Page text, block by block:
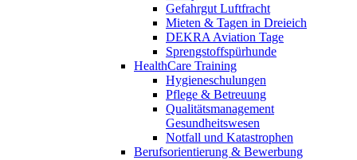
Gefahrgut Luftfracht
Mieten & Tagen in Dreieich
DEKRA Aviation Tage
Sprengstoffspürhunde
HealthCare Training
Hygieneschulungen
Pflege & Betreuung
Qualitätsmanagement
Gesundheitswesen
Notfall und Katastrophen
Berufsorientierung & Bewerbung